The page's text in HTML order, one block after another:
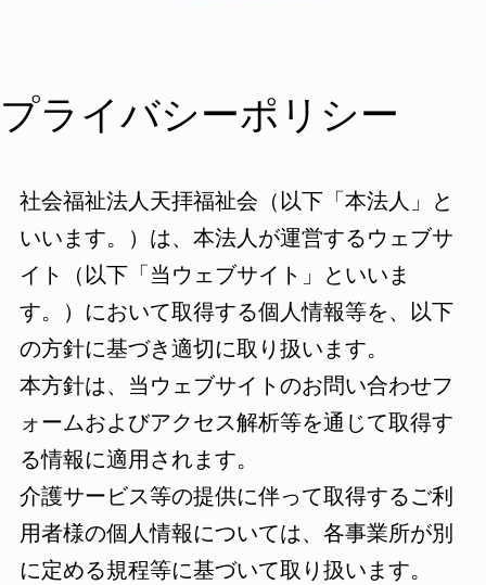
プライバシーポリシー
社会福祉法人天拝福祉会（以下「本法人」と
いいます。）は、本法人が運営するウェブサ
イト（以下「当ウェブサイト」といいま
す。）において取得する個人情報等を、以下
の方針に基づき適切に取り扱います。
本方針は、当ウェブサイトのお問い合わせフ
ォームおよびアクセス解析等を通じて取得す
る情報に適用されます。
介護サービス等の提供に伴って取得するご利
用者様の個人情報については、各事業所が別
に定める規程等に基づいて取り扱います。